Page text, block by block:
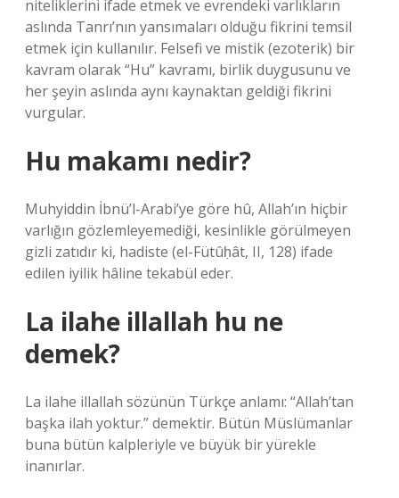
niteliklerini ifade etmek ve evrendeki varlıkların
aslında Tanrı’nın yansımaları olduğu fikrini temsil
etmek için kullanılır. Felsefi ve mistik (ezoterik) bir
kavram olarak “Hu” kavramı, birlik duygusunu ve
her şeyin aslında aynı kaynaktan geldiği fikrini
vurgular.
Hu makamı nedir?
Muhyiddin İbnü’l-Arabi’ye göre hû, Allah’ın hiçbir
varlığın gözlemleyemediği, kesinlikle görülmeyen
gizli zatıdır ki, hadiste (el-Fütûḥât, II, 128) ifade
edilen iyilik hâline tekabül eder.
La ilahe illallah hu ne
demek?
La ilahe illallah sözünün Türkçe anlamı: “Allah’tan
başka ilah yoktur.” demektir. Bütün Müslümanlar
buna bütün kalpleriyle ve büyük bir yürekle
inanırlar.